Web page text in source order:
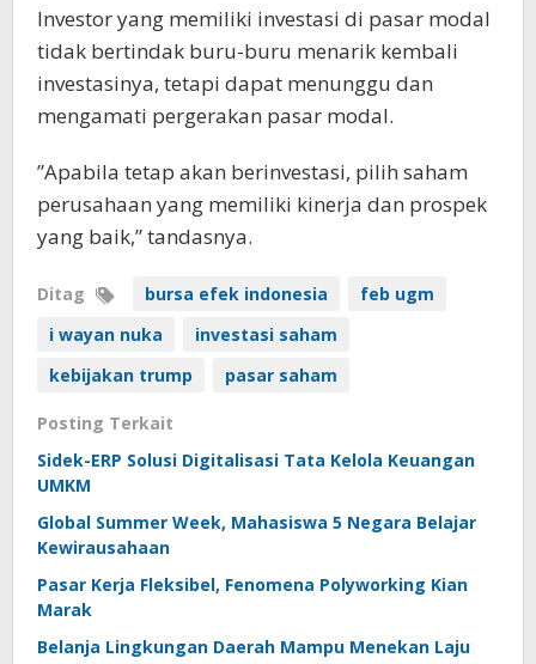
Investor yang memiliki investasi di pasar modal
tidak bertindak buru-buru menarik kembali
investasinya, tetapi dapat menunggu dan
mengamati pergerakan pasar modal.
”Apabila tetap akan berinvestasi, pilih saham
perusahaan yang memiliki kinerja dan prospek
yang baik,” tandasnya.
Ditag bursa efek indonesia
feb ugm
i wayan nuka
investasi saham
kebijakan trump
pasar saham
Posting Terkait
Sidek-ERP Solusi Digitalisasi Tata Kelola Keuangan
UMKM
Global Summer Week, Mahasiswa 5 Negara Belajar
Kewirausahaan
Pasar Kerja Fleksibel, Fenomena Polyworking Kian
Marak
Belanja Lingkungan Daerah Mampu Menekan Laju